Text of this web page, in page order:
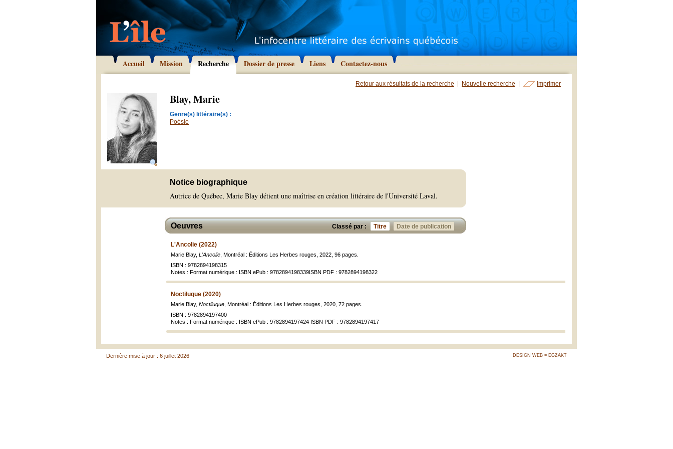
Accueil Mission Recherche Dossier de presse Liens Contactez-nous
Retour aux résultats de la recherche Nouvelle recherche Imprimer
Blay, Marie
Genre(s) littéraire(s) :
Poésie
Notice biographique
Autrice de Québec, Marie Blay détient une maîtrise en création littéraire de l'Université Laval.
Classé par : Titre Date de publication
Oeuvres
L'Ancolie (2022)
Marie Blay, L'Ancolie , Montréal : Éditions Les Herbes rouges, 2022, 96 pages.
ISBN : 9782894198315
Notes : Format numérique : ISBN ePub : 9782894198339ISBN PDF : 9782894198322
Noctiluque (2020)
Marie Blay, Noctiluque , Montréal : Éditions Les Herbes rouges, 2020, 72 pages.
ISBN : 9782894197400
Notes : Format numérique : ISBN ePub : 9782894197424 ISBN PDF : 9782894197417
DESIGN WEB = EGZAKT
Dernière mise à jour : 6 juillet 2026